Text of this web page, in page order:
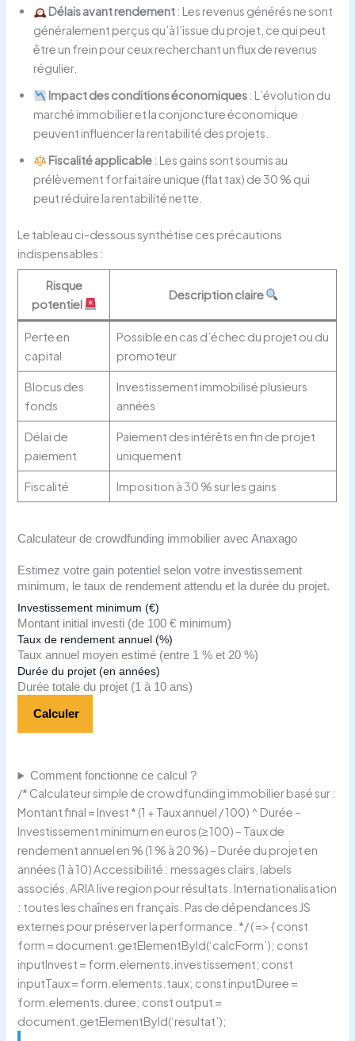
Délais avant rendement : Les revenus générés ne sont
généralement perçus qu’à l’issue du projet, ce qui peut
être un frein pour ceux recherchant un flux de revenus
régulier.
Impact des conditions économiques : L’évolution du
marché immobilier et la conjoncture économique
peuvent influencer la rentabilité des projets.
Fiscalité applicable : Les gains sont soumis au
prélèvement forfaitaire unique (flat tax) de 30 % qui
peut réduire la rentabilité nette.
Le tableau ci-dessous synthétise ces précautions
indispensables :
Risque
potentiel
Description claire
Perte en
capital
Possible en cas d’échec du projet ou du
promoteur
Blocus des
fonds
Investissement immobilisé plusieurs
années
Délai de
paiement
Paiement des intérêts en fin de projet
uniquement
Fiscalité Imposition à 30 % sur les gains
Calculateur de crowdfunding immobilier avec Anaxago
Estimez votre gain potentiel selon votre investissement
minimum, le taux de rendement attendu et la durée du projet.
Investissement minimum (€)
Montant initial investi (de 100 € minimum)
Taux de rendement annuel (%)
Taux annuel moyen estimé (entre 1 % et 20 %)
Durée du projet (en années)
Durée totale du projet (1 à 10 ans)
Calculer
Comment fonctionne ce calcul ?
/* Calculateur simple de crowdfunding immobilier basé sur :
Montant final = Invest * (1 + Taux annuel / 100) ^ Durée –
Investissement minimum en euros (≥ 100) – Taux de
rendement annuel en % (1 % à 20 %) – Durée du projet en
années (1 à 10) Accessibilité : messages clairs, labels
associés, ARIA live region pour résultats. Internationalisation
: toutes les chaînes en français. Pas de dépendances JS
externes pour préserver la performance. */ ( => { const
form = document.getElementById(‘calcForm’); const
inputInvest = form.elements.investissement; const
inputTaux = form.elements.taux; const inputDuree =
form.elements.duree; const output =
document.getElementById(‘resultat’);